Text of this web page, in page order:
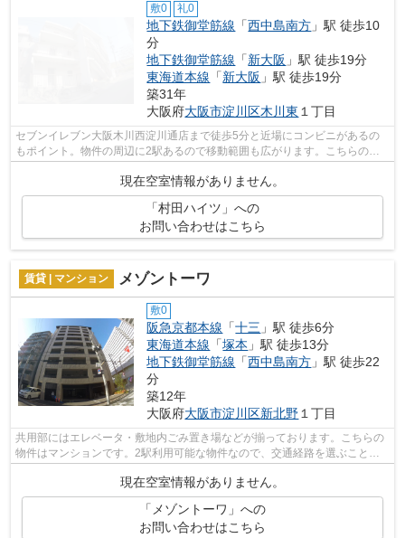
敷0 礼0
地下鉄御堂筋線 「西中島南方 」駅 徒歩10
分
地下鉄御堂筋線 「新大阪 」駅 徒歩19分
東海道本線 「新大阪 」駅 徒歩19分
築31年
大阪府大阪市淀川区木川東 １丁目
セブンイレブン大阪木川西淀川通店まで徒歩5分と近場にコンビニがあるの
もポイント。物件の周辺に2駅あるので移動範囲も広がります。こちらの物
現在空室情報がありません。
「村田ハイツ」への
お問い合わせはこちら
賃貸 | マンション メゾントーワ
敷0
阪急京都本線 「十三 」駅 徒歩6分
東海道本線 「塚本 」駅 徒歩13分
地下鉄御堂筋線 「西中島南方 」駅 徒歩22
分
築12年
大阪府大阪市淀川区新北野 １丁目
共用部にはエレベータ・敷地内ごみ置き場などが揃っております。こちらの
物件はマンションです。2駅利用可能な物件なので、交通経路を選ぶことが
できます。四季折々の風を感じられる通...
現在空室情報がありません。
「メゾントーワ」への
お問い合わせはこちら